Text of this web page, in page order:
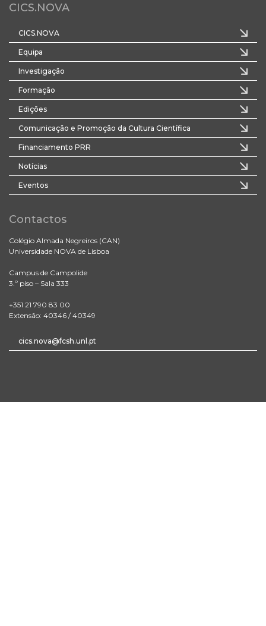
CICS.NOVA
CICS.NOVA
Equipa
Investigação
Formação
Edições
Comunicação e Promoção da Cultura Científica
Financiamento PRR
Notícias
Eventos
Contactos
Colégio Almada Negreiros (CAN)
Universidade NOVA de Lisboa
Campus de Campolide
3.º piso – Sala 333
+351 21 790 83 00
Extensão: 40346 / 40349
cics.nova@fcsh.unl.pt